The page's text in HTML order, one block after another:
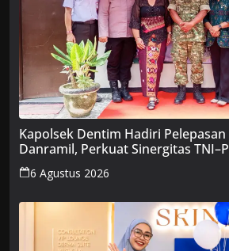
Kapolsek Dentim Hadiri Pelepasan
Danramil, Perkuat Sinergitas
6 Agustus 2026